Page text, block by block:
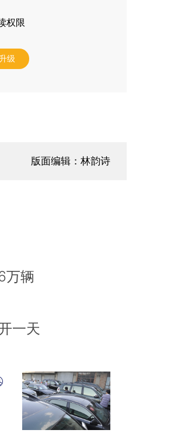
权限
级
版面编辑：林韵诗
万辆
一天